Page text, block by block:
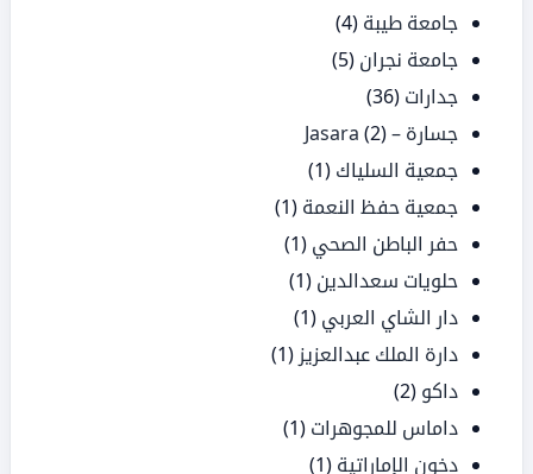
جامعة طيبة (4)
جامعة نجران (5)
جدارات (36)
جسارة – Jasara(2)
جمعية السلياك (1)
جمعية حفظ النعمة (1)
حفر الباطن الصحي (1)
حلويات سعدالدين (1)
دار الشاي العربي (1)
دارة الملك عبدالعزيز (1)
داكو (2)
داماس للمجوهرات (1)
دخون الإماراتية (1)